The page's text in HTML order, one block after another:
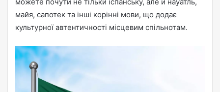
майя, сапотек та інші корінні мови, що додає
культурної автентичності місцевим спільнотам.